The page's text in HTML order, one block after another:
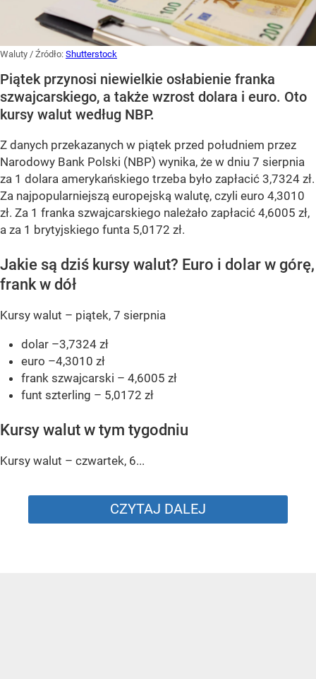
Waluty / Źródło: Shutterstock
Piątek przynosi niewielkie osłabienie franka
szwajcarskiego, a także wzrost dolara i euro. Oto
kursy walut według NBP.
Z danych przekazanych w piątek przed południem przez
Narodowy Bank Polski (NBP) wynika, że w dniu 7 sierpnia
za 1 dolara amerykańskiego trzeba było zapłacić 3,7324 zł.
Za najpopularniejszą europejską walutę, czyli euro 4,3010
zł. Za 1 franka szwajcarskiego należało zapłacić 4,6005 zł,
a za 1 brytyjskiego funta 5,0172 zł.
Jakie są dziś kursy walut? Euro i dolar w górę,
frank w dół
Kursy walut – piątek, 7 sierpnia
dolar –3,7324 zł
euro –4,3010 zł
frank szwajcarski – 4,6005 zł
funt szterling – 5,0172 zł
Kursy walut w tym tygodniu
Kursy walut – czwartek, 6...
CZYTAJ DALEJ